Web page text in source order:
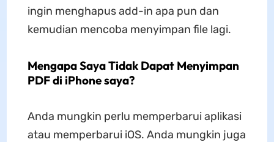
ingin menghapus add-in apa pun dan
kemudian mencoba menyimpan file lagi.
Mengapa Saya Tidak Dapat Menyimpan
PDF di iPhone saya?
Anda mungkin perlu memperbarui aplikasi
atau memperbarui iOS. Anda mungkin juga